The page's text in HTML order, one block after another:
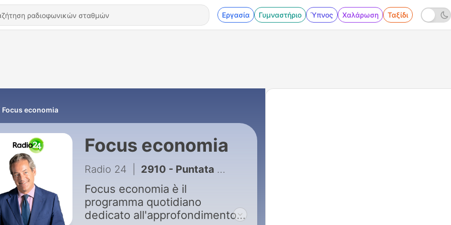
Εργασία Γυμναστήριο Ύπνος Χαλάρωση Ταξίδι
Focus economia
Focus economia
Radio 24 2910 - Puntata del 06/08/2026
Focus economia è il
programma quotidiano
dedicato all'approfondimento